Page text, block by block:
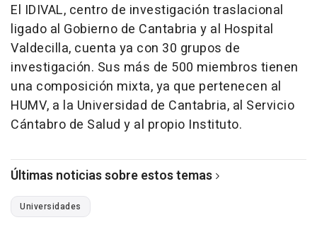
El IDIVAL, centro de investigación traslacional
ligado al Gobierno de Cantabria y al Hospital
Valdecilla, cuenta ya con 30 grupos de
investigación. Sus más de 500 miembros tienen
una composición mixta, ya que pertenecen al
HUMV, a la Universidad de Cantabria, al Servicio
Cántabro de Salud y al propio Instituto.
Últimas noticias sobre estos temas
Universidades